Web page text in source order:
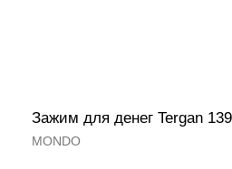
Зажим для денег Tergan
MONDO